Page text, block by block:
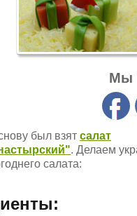
Мы
был взят салат
. Делаем
салата: